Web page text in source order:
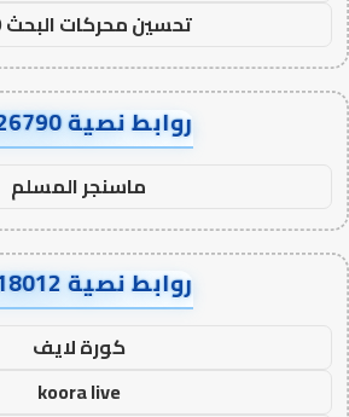
تحسين محركات البحث SEO
روابط نصية AA26790
ماسنجر المسلم
روابط نصية AA18012
كورة لايف
koora live